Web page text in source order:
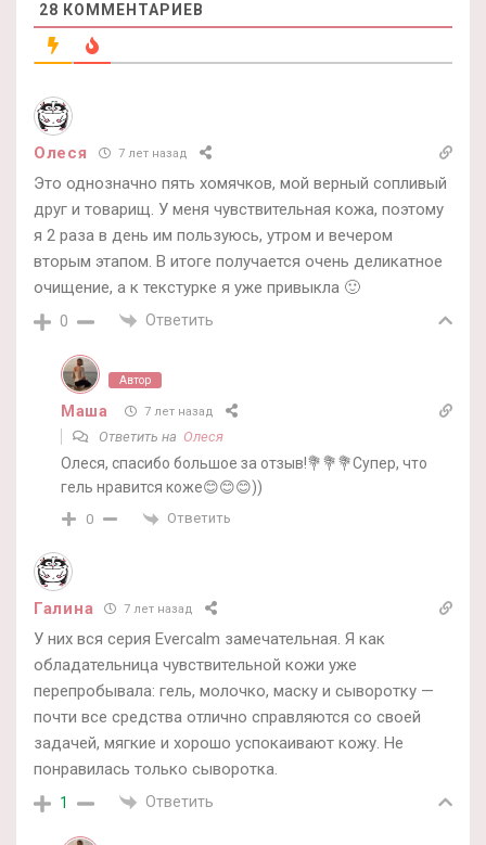
28 КОММЕНТАРИЕВ
Олеся 7 лет назад
Это однозначно пять хомячков, мой верный сопливый
друг и товарищ. У меня чувствительная кожа, поэтому
я 2 раза в день им пользуюсь, утром и вечером
вторым этапом. В итоге получается очень деликатное
очищение, а к текстурке я уже привыкла 🙂
0 Ответить
Автор
Маша 7 лет назад
Ответить на Олеся
Олеся, спасибо большое за отзыв!💐💐💐Супер, что
гель нравится коже😊😊😊))
0 Ответить
Галина 7 лет назад
У них вся серия Evercalm замечательная. Я как
обладательница чувствительной кожи уже
перепробывала: гель, молочко, маску и сыворотку —
почти все средства отлично справляются со своей
задачей, мягкие и хорошо успокаивают кожу. Не
понравилась только сыворотка.
1 Ответить